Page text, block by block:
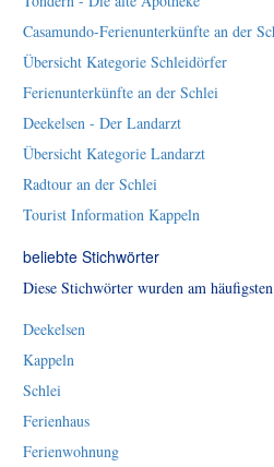
Casamundo-Ferienunterkünfte an der
Übersicht Kategorie Schleidörfer
Ferienunterkünfte an der Schlei
Deekelsen - Der Landarzt
Übersicht Kategorie Landarzt
Radtour an der Schlei
Tourist Information Kappeln
beliebte Stichwörter
Diese Stichwörter wurden am
Deekelsen
Kappeln
Schlei
Ferienhaus
Ferienwohnung